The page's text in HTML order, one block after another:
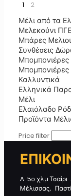
1 2
Μέλι από τα
Μελεκούνι
Μπάρες
Συνθέσεις
Μπομπονιέρες
Καλλυντικά
Ελληνικά
Μέλι
Ελαιόλαδο
Προϊόντα
Price filter
A: 5ο χλμ
Μέλισσας,